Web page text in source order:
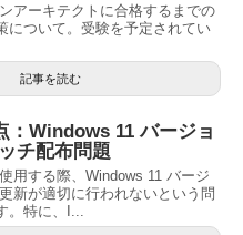
アーキテクトに合格するまでの
について。受験を予定されてい
記事を読む
：Windows 11 バージョ
チ配布問題
用する際、Windows 11 バージ
新が適切に行われないという問
。特に、I...